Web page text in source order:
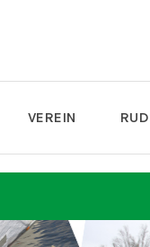
VEREIN